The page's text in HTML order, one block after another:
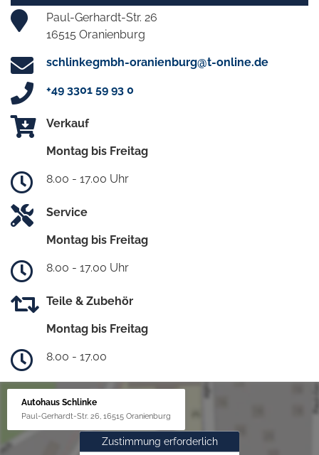
Paul-Gerhardt-Str. 26
16515 Oranienburg
schlinkegmbh-oranienburg@t-online.de
+49 3301 59 93 0
Verkauf
Montag bis Freitag
8.00 - 17.00 Uhr
Service
Montag bis Freitag
8.00 - 17.00 Uhr
Teile & Zubehör
Montag bis Freitag
8.00 - 17.00
Autohaus Schlinke
Paul-Gerhardt-Str. 26, 16515 Oranienburg
Zustimmung erforderlich